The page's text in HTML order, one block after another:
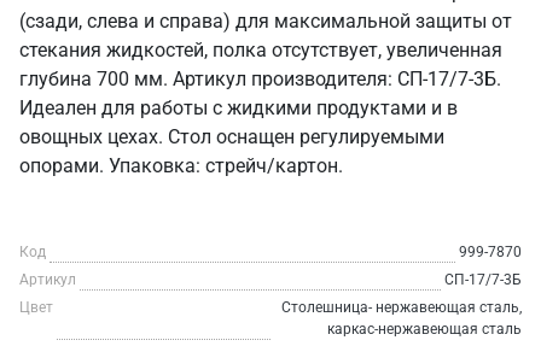
(сзади, слева и справа) для максимальной защиты от
стекания жидкостей, полка отсутствует, увеличенная
глубина 700 мм. Артикул производителя: СП-17/7-3Б.
Идеален для работы с жидкими продуктами и в
овощных цехах. Стол оснащен регулируемыми
опорами. Упаковка: стрейч/картон.
Код
999-7870
Артикул
СП-17/7-3Б
Цвет
Столешница- нержавеющая сталь,
каркас-нержавеющая сталь